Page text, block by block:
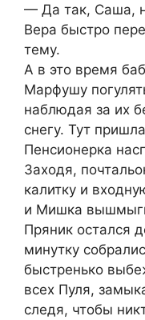
— Да так, Саша,
Вера быстро
тему.
А в это время
Марфушу
наблюдая за их
снегу. Тут
Пенсионерка
Заходя,
калитку и
и Мишка
Пряник остался
минутку
быстренько
всех Пуля,
следя, чтобы